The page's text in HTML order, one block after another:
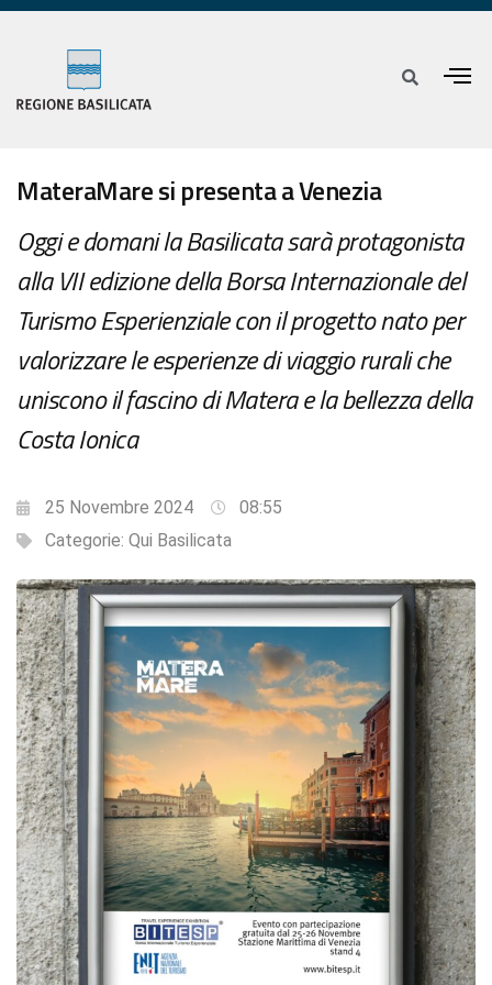
MateraMare si presenta a Venezia
Oggi e domani la Basilicata sarà protagonista
alla VII edizione della Borsa Internazionale del
Turismo Esperienziale con il progetto nato per
valorizzare le esperienze di viaggio rurali che
uniscono il fascino di Matera e la bellezza della
Costa Ionica
25 Novembre 2024
08:55
Categorie: Qui Basilicata